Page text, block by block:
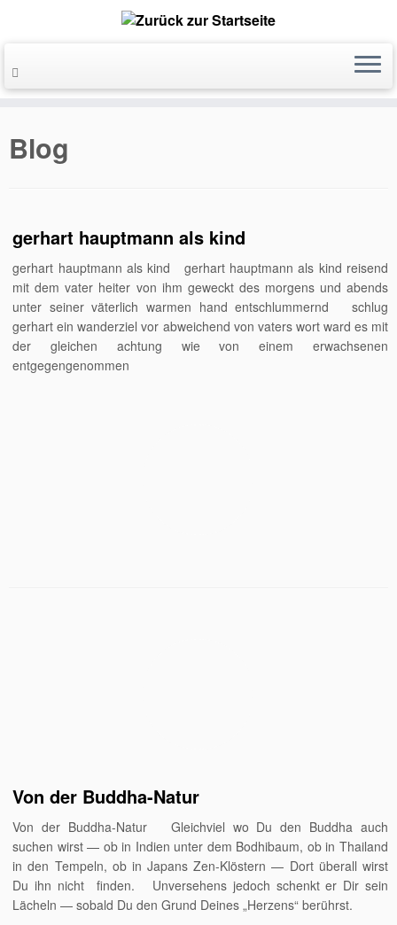
Blog
gerhart hauptmann als kind
gerhart hauptmann als kind gerhart hauptmann als kind reisend
mit dem vater heiter von ihm geweckt des morgens und abends
unter seiner väterlich warmen hand entschlummernd schlug
gerhart ein wanderziel vor abweichend von vaters wort ward es mit
der gleichen achtung wie von einem erwachsenen
entgegengenommen
Von der Buddha-Natur
Von der Buddha-Natur Gleichviel wo Du den Buddha auch
suchen wirst — ob in Indien unter dem Bodhibaum, ob in Thailand
in den Tempeln, ob in Japans Zen-Klöstern — Dort überall wirst
Du ihn nicht finden. Unversehens jedoch schenkt er Dir sein
Lächeln — sobald Du den Grund Deines „Herzens“ berührst.